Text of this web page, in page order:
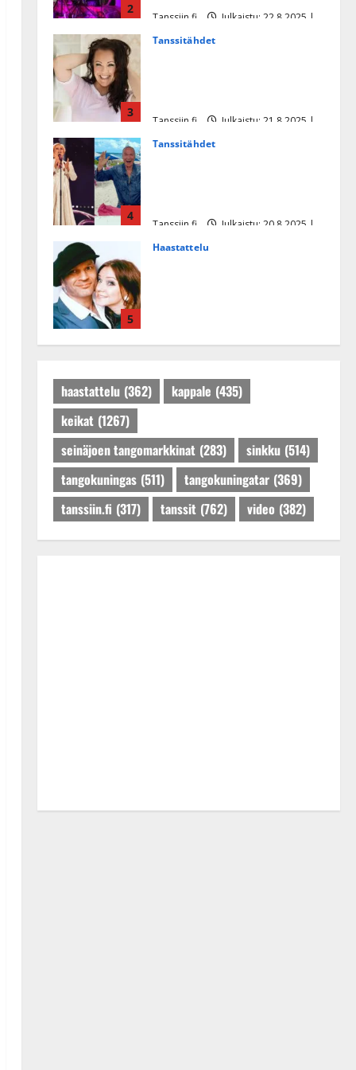
2
Tanssiin.fi
Julkaistu: 22.8.2025 |
3
Tanssitähdet
Tanssiin.fi
Julkaistu: 21.8.2025 |
4
Tanssitähdet
Tanssiin.fi
Julkaistu: 20.8.2025 |
5
Haastattelu
Tanssiin.fi
Julkaistu: 27.4.2025 |
haastattelu (362) kappale (435)
keikat (1267)
seinäjoen tangomarkkinat (283) sinkku (514)
tangokuningas (511) tangokuningatar (369)
tanssiin.fi (317) tanssit (762) video (382)